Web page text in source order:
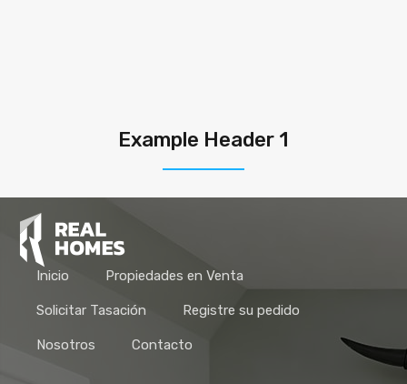
Example Header 1
Inicio Propiedades en Venta
Solicitar Tasación Registre su pedido
Nosotros Contacto